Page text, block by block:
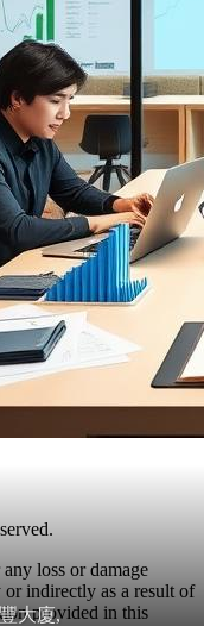
大廈,
loss or damage
indirectly as a result of
provided in this